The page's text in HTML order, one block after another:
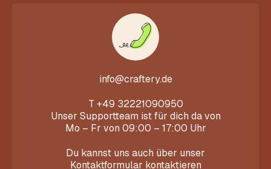
info@craftery.de
T +49 32221090950
Unser Supportteam ist für dich da von
Mo – Fr von 09:00 – 17:00 Uhr
Du kannst uns auch über unser
Kontaktformular kontaktieren